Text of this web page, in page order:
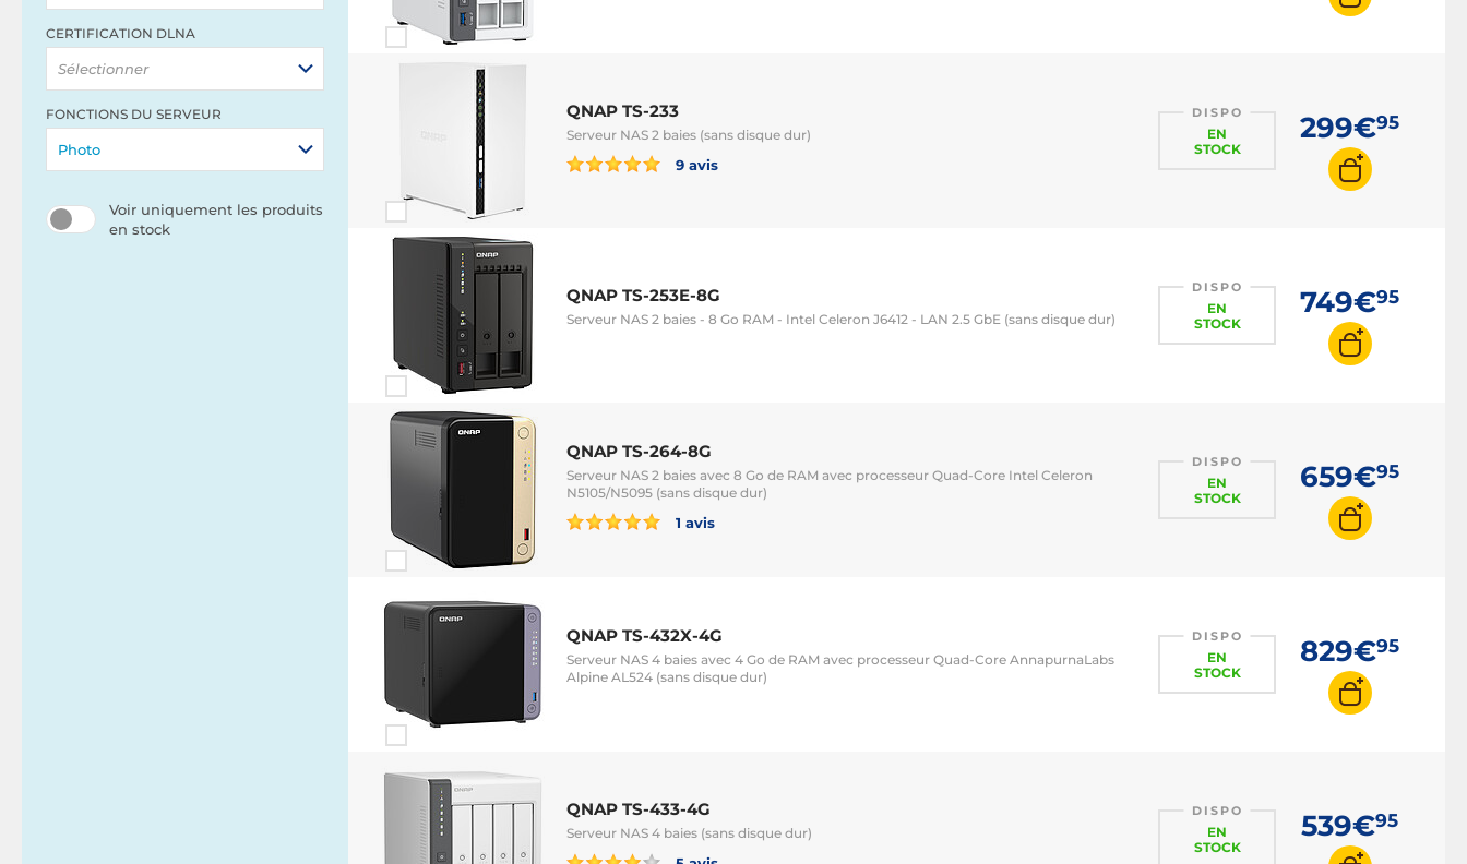
CERTIFICATION DLNA
Sélectionner
FONCTIONS DU SERVEUR
Photo
Voir uniquement les produits
en stock
QNAP TS-233
Serveur NAS 2 baies (sans disque dur)
9 avis
DISPO
EN
STOCK
299€95
QNAP TS-253E-8G
Serveur NAS 2 baies - 8 Go RAM - Intel Celeron J6412 - LAN 2.5 GbE (sans disque dur)
DISPO
EN
STOCK
749€95
QNAP TS-264-8G
Serveur NAS 2 baies avec 8 Go de RAM avec processeur Quad-Core Intel Celeron
N5105/N5095 (sans disque dur)
1 avis
DISPO
EN
STOCK
659€95
QNAP TS-432X-4G
Serveur NAS 4 baies avec 4 Go de RAM avec processeur Quad-Core AnnapurnaLabs
Alpine AL524 (sans disque dur)
DISPO
EN
STOCK
829€95
QNAP TS-433-4G
Serveur NAS 4 baies (sans disque dur)
DISPO
EN
STOCK
539€95